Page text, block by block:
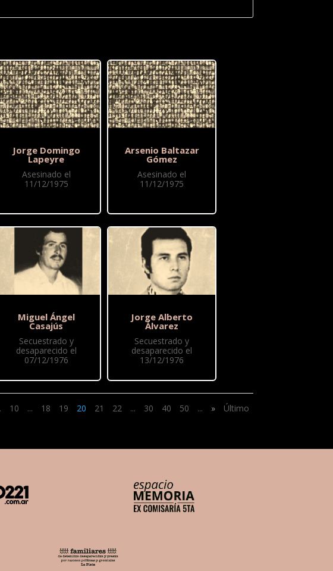
Jorge Domingo
Lapeyre
Asesinado el
11/12/1975
Miguel Ángel
Casajús
Secuestrado y
desaparecido el
07/12/1976
Arsenio Baltazar
Gómez
Asesinado el
11/12/1975
Jorge Alberto
Álvarez
Secuestrado y
desaparecido el
13/12/1976
10 ... 18 19 20 21 22 ... 30 40 50 ... » Último